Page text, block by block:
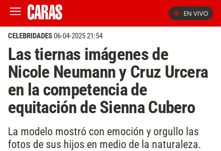
EN VIVO
CELEBRIDADES06-04-2025 21:54
Las tiernas imágenes de
Nicole Neumann y Cruz Urcera
en la competencia de
equitación de Sienna Cubero
La modelo mostró con emoción y orgullo las
fotos de sus hijos en medio de la naturaleza.